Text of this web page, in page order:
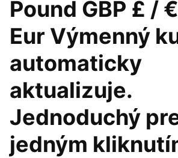
Pound GBP £ /
Eur Výmenný
automaticky
aktualizuje.
Jednoduchý
jedným